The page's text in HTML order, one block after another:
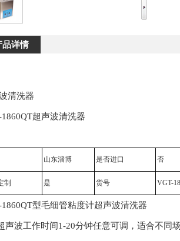
品详情
清洗器
超声波清洗器
山东淄博 是否进口 否
制 是 货号 VGT-
1860QT型毛细管粘度计超声波清洗器
声波工作时间1-20分钟任意可调，适合不同